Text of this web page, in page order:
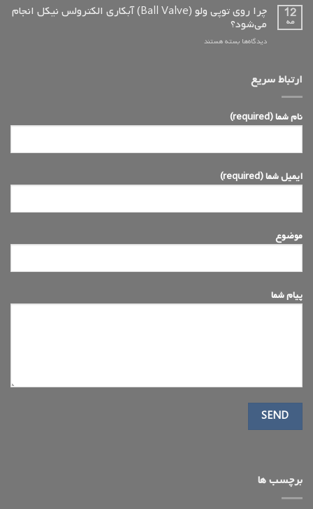
فرآیندها،
استانداردها
روش‌های
پلاسمایی
(Plasma
Coatings)
12
مه
چرا روی توپی‌ ولو (Ball Valve) آبکاری الکترولس نیکل انجام
می‌شود؟
دیدگاه‌ها برای
آبکاری
می‌شود؟
بسته هستند
ارتباط سریع
نام شما (required)
ایمیل شما (required)
موضوع
پیام شما
برچسب ها